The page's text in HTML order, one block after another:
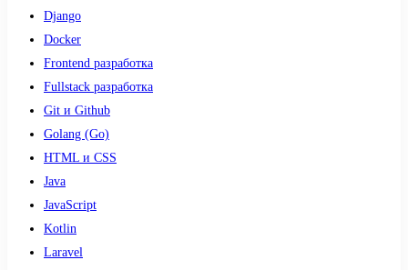
Django
Docker
Frontend разработка
Fullstack разработка
Git и Github
Golang (Go)
HTML и CSS
Java
JavaScript
Kotlin
Laravel